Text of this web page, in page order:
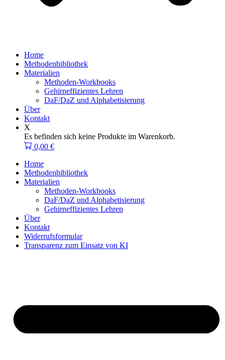
Home
Methodenbibliothek
Materialien
Methoden-Workbooks
Gehirneffizientes Lehren
DaF/DaZ und Alphabetisierung
Über
Kontakt
X
Es befinden sich keine Produkte im Warenkorb.
0,00 €
Home
Methodenbibliothek
Materialien
Methoden-Workbooks
DaF/DaZ und Alphabetisierung
Gehirneffizientes Lehren
Über
Kontakt
Widerrufsformular
Transparenz zum Einsatz von KI